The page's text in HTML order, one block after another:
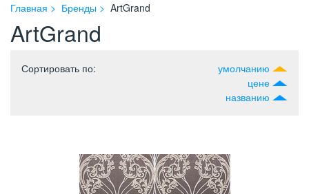
Главная Бренды ArtGrand
ArtGrand
Сортировать по:
умолчанию
цене
названию